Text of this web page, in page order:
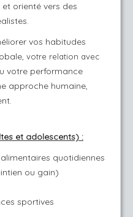
orienté vers des
vos habitudes
votre relation avec
votre performance
approche humaine,
et adolescents) :
quotidiennes
ou gain)
sportives